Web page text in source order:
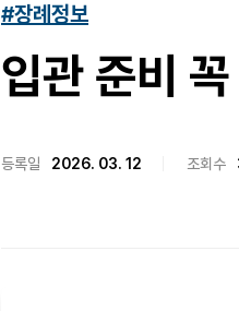
#장례정보
입관 준비
등록일 2026. 03. 12 조회수